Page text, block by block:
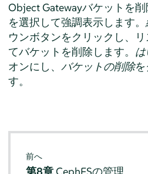
Object Gatewayバケットを
を選択して強調表示します。
ウンボタンをクリックし、リ
てバケットを削除します。
オンにし、 バケットの削除を
す。
前へ
第8章CephFSの管理